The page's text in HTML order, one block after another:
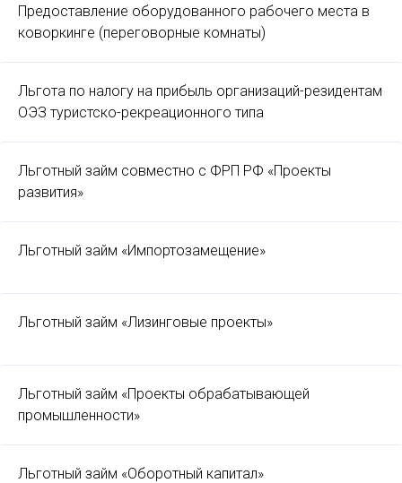
Предоставление оборудованного рабочего места в
коворкинге (переговорные комнаты)
Льгота по налогу на прибыль организаций-резидентам
ОЭЗ туристско-рекреационного типа
Льготный займ совместно с ФРП РФ «Проекты
развития»
Льготный займ «Импортозамещение»
Льготный займ «Лизинговые проекты»
Льготный займ «Проекты обрабатывающей
промышленности»
Льготный займ «Оборотный капитал»